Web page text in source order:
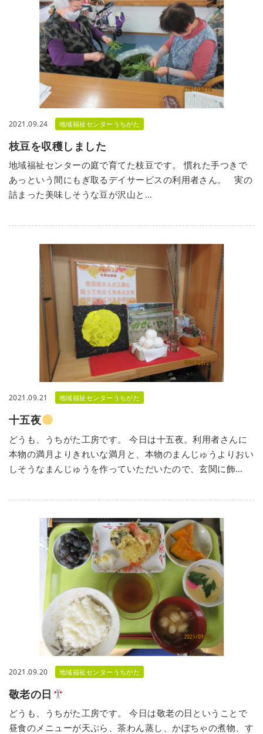
2021.09.24 地域福祉センターうちがた
枝豆を収穫しました
地域福祉センターの庭で育てた枝豆です。 慣れた手つきで
あっという間にもぎ取るデイサービスの利用者さん。 実の
詰まった美味しそうな豆が沢山と…
2021.09.21 地域福祉センターうちがた
十五夜
どうも、うちがた工房です。 今日は十五夜。利用者さんに
本物の満月よりきれいな満月と、本物のまんじゅうよりおい
しそうなまんじゅうを作っていただいたので、玄関に飾…
2021.09.20 地域福祉センターうちがた
敬老の日
どうも、うちがた工房です。 今日は敬老の日ということで
昼食のメニューが天ぷら、茶わん蒸し、かぼちゃの煮物、す